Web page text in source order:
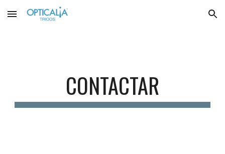
Skip to main content Skip to navigation
CONTACTAR